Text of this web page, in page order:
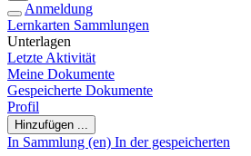
Anmeldung
Lernkarten Sammlungen
Unterlagen
Letzte Aktivität
Meine Dokumente
Gespeicherte Dokumente
Profil
Hinzufügen ...
In Sammlung (en) In der gespeicherten